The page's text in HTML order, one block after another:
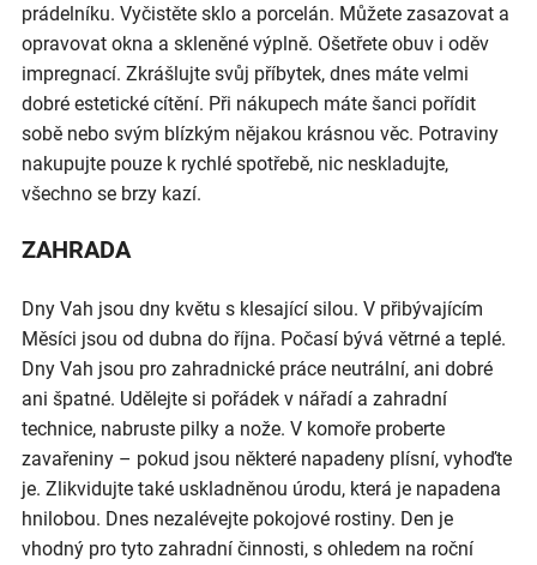
prádelníku. Vyčistěte sklo a porcelán. Můžete zasazovat a
opravovat okna a skleněné výplně. Ošetřete obuv i oděv
impregnací. Zkrášlujte svůj příbytek, dnes máte velmi
dobré estetické cítění. Při nákupech máte šanci pořídit
sobě nebo svým blízkým nějakou krásnou věc. Potraviny
nakupujte pouze k rychlé spotřebě, nic neskladujte,
všechno se brzy kazí.
ZAHRADA
Dny Vah jsou dny květu s klesající silou. V přibývajícím
Měsíci jsou od dubna do října. Počasí bývá větrné a teplé.
Dny Vah jsou pro zahradnické práce neutrální, ani dobré
ani špatné. Udělejte si pořádek v nářadí a zahradní
technice, nabruste pilky a nože. V komoře proberte
zavařeniny – pokud jsou některé napadeny plísní, vyhoďte
je. Zlikvidujte také uskladněnou úrodu, která je napadena
hnilobou. Dnes nezalévejte pokojové rostiny. Den je
vhodný pro tyto zahradní činnosti, s ohledem na roční